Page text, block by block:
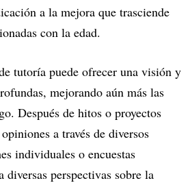
a la mejora que trasciende
con la edad.
tutoría puede ofrecer una visión y
mejorando aún más las
Después de hitos o proyectos
a través de diversos
individuales o encuestas
diversas perspectivas sobre la